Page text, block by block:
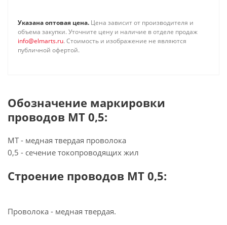
Указана оптовая цена. Цена зависит от производителя и
объема закупки. Уточните цену и наличие в отделе продаж
info@elmarts.ru. Стоимость и изображение не являются
публичной офертой.
Обозначение маркировки
проводов МТ 0,5:
МТ - медная твердая проволока
0,5 - сечение токопроводящих жил
Строение проводов МТ 0,5:
Проволока - медная твердая.